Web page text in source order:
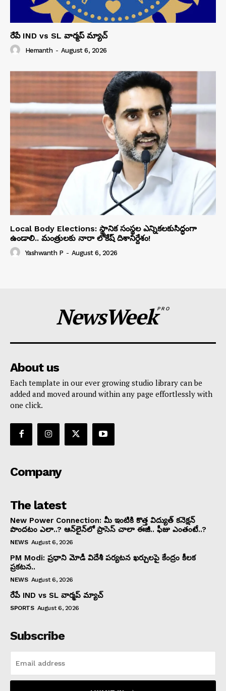
రేపే IND vs SL వార్మప్ మ్యాచ్
Hemanth - August 6, 2026
Local Body Elections: స్థానిక సంస్థల ఎన్నికలకుసిద్ధంగా
ఉండాలి.. మంత్రులకు నారా లోకేష్ దిశానిర్దేశం!
Yashwanth P - August 6, 2026
NewsWeekPRO
About us
Each template in our ever growing studio library can be
added and moved around within any page effortlessly with
one click.
Company
The latest
New Power Connection: మీ ఇంటికి కొత్త విద్యుత్ కనెక్షన్
పొందటం ఎలా..? ఆన్‌లైన్‌లో ప్రాసెస్ చాలా ఈజీ.. ఫీజు ఎంతంటే..?
NEWS August 6, 2026
PM Modi: ప్రధాని మోడీ విదేశీ పర్యటన ఖర్చులపై కేంద్రం కీలక
ప్రకటన..
NEWS August 6, 2026
రేపే IND vs SL వార్మప్ మ్యాచ్
SPORTS August 6, 2026
Subscribe